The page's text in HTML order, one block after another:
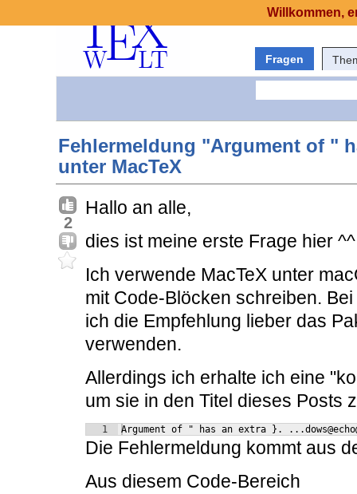
Fragen
Fehlermeldung "Argument of "
unter MacTeX
2
Hallo an alle,
dies ist meine erste Frage hier ^^
Ich verwende MacTeX unter
mit Code-Blöcken schreiben.
ich die Empfehlung lieber das
verwenden.
Allerdings ich erhalte ich eine
um sie in den Titel dieses Posts
1 Argument of " has an extra } .
Die Fehlermeldung kommt aus
Aus diesem Code-Bereich
Willkommen,